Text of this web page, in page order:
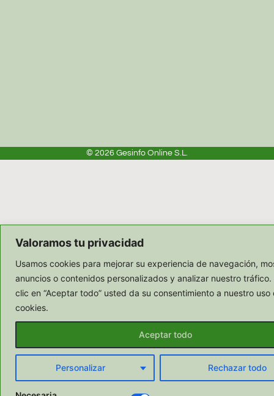
Valoramos tu privacidad
Usamos cookies para mejorar su experiencia de navegación,
anuncios o contenidos personalizados y analizar nuestro tráfico.
clic en “Aceptar todo” usted da su consentimiento a nuestro uso
cookies.
Personalizar Rechazar todo
Aceptar todo
© 2026 Gesinfo Online S.L.